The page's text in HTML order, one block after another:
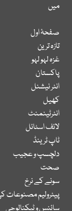
میں
صفحۂ اول
تازہ ترین
غزہ لہو لہو
پاکستان
انٹر نیشنل
کھیل
انٹرٹینمنٹ
لائف اسٹائل
ٹاپ ٹرینڈ
دلچسپ و عجیب
صحت
سونے کے نرخ
پیٹرولیم مصنوعات
سائنس و ٹیکنالوجی